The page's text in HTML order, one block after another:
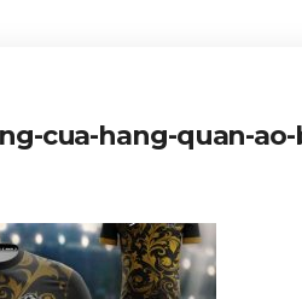
cua-hang-quan-ao-